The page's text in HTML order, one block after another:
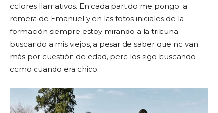
colores llamativos. En cada partido me pongo la
remera de Emanuel y en las fotos iniciales de la
formación siempre estoy mirando a la tribuna
buscando a mis viejos, a pesar de saber que no van
más por cuestión de edad, pero los sigo buscando
como cuando era chico.